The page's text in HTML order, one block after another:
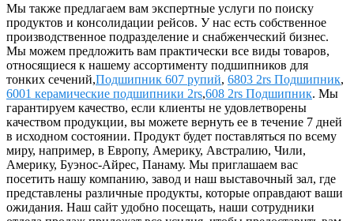
Мы также предлагаем вам экспертные услуги по поиску
продуктов и консолидации рейсов. У нас есть собственное
производственное подразделение и снабженческий бизнес.
Мы можем предложить вам практически все виды товаров,
относящиеся к нашему ассортименту подшипников для
тонких сечений,Подшипник 607 рупий, 6803 2rs Подшипник,
6001 керамические подшипники 2rs,608 2rs Подшипник. Мы
гарантируем качество, если клиенты не удовлетворены
качеством продукции, вы можете вернуть ее в течение 7 дней
в исходном состоянии. Продукт будет поставляться по всему
миру, например, в Европу, Америку, Австралию, Чили,
Америку, Буэнос-Айрес, Панаму. Мы приглашаем вас
посетить нашу компанию, завод и наш выставочный зал, где
представлены различные продукты, которые оправдают ваши
ожидания. Наш сайт удобно посещать, наши сотрудники